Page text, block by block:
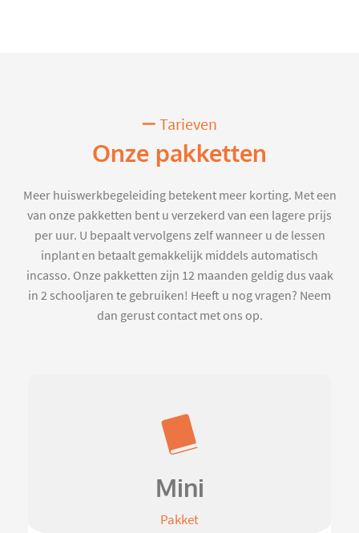
Tarieven
Onze pakketten
Meer huiswerkbegeleiding betekent meer korting. Met een
van onze pakketten bent u verzekerd van een lagere prijs
per uur. U bepaalt vervolgens zelf wanneer u de lessen
inplant en betaalt gemakkelijk middels automatisch
incasso. Onze pakketten zijn 12 maanden geldig dus vaak
in 2 schooljaren te gebruiken! Heeft u nog vragen? Neem
dan gerust contact met ons op.
Mini
Pakket